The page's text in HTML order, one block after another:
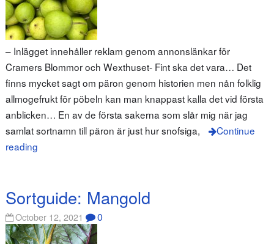
– Inlägget innehåller reklam genom annonslänkar för
Cramers Blommor och Wexthuset- Fint ska det vara… Det
finns mycket sagt om päron genom historien men nån folklig
allmogefrukt för pöbeln kan man knappast kalla det vid första
anblicken… En av de första sakerna som slår mig när jag
samlat sortnamn till päron är just hur snofsiga,
Continue
reading
Sortguide: Mangold
October 12, 2021 0